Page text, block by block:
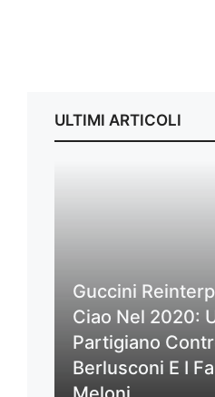
ULTIMI ARTICOLI
Guccini
Ciao Nel 2020:
Partigiano
Berlusconi E I